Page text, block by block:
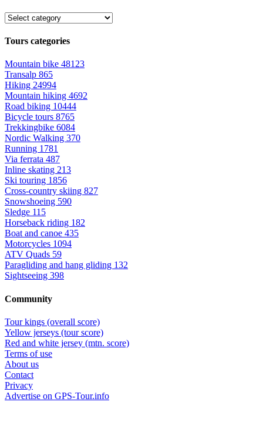
Tours categories
Mountain bike 48123
Transalp 865
Hiking 24994
Mountain hiking 4692
Road biking 10444
Bicycle tours 8765
Trekkingbike 6084
Nordic Walking 370
Running 1781
Via ferrata 487
Inline skating 213
Ski touring 1856
Cross-country skiing 827
Snowshoeing 590
Sledge 115
Horseback riding 182
Boat and canoe 435
Motorcycles 1094
ATV Quads 59
Paragliding and hang gliding 132
Sightseeing 398
Community
Tour kings (overall score)
Yellow jerseys (tour score)
Red and white jersey (mtn. score)
Terms of use
About us
Contact
Privacy
Advertise on GPS-Tour.info